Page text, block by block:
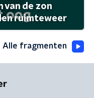
van de zon
ruimteweer
Alle fragmenten